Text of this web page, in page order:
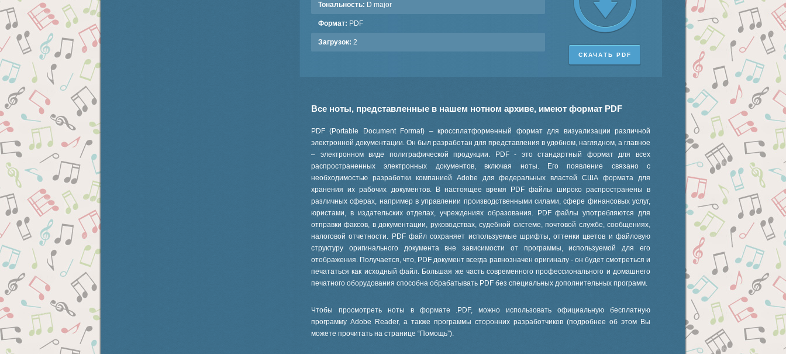
Тональность: D major
Формат: PDF
Загрузок: 2
СКАЧАТЬ PDF
Все ноты, представленные в нашем нотном архиве, имеют формат PDF
PDF (Portable Document Format) – кроссплатформенный формат для визуализации различной
электронной документации. Он был разработан для представления в удобном, наглядном, а главное
– электронном виде полиграфической продукции. PDF - это стандартный формат для всех
распространенных электронных документов, включая ноты. Его появление связано с
необходимостью разработки компанией Adobe для федеральных властей США формата для
хранения их рабочих документов. В настоящее время PDF файлы широко распространены в
различных сферах, например в управлении производственными силами, сфере финансовых услуг,
юристами, в издательских отделах, учреждениях образования. PDF файлы употребляются для
отправки факсов, в документации, руководствах, судебной системе, почтовой службе, сообщениях,
налоговой отчетности. PDF файл сохраняет используемые шрифты, оттенки цветов и файловую
структуру оригинального документа вне зависимости от программы, используемой для его
отображения. Получается, что, PDF документ всегда равнозначен оригиналу - он будет смотреться и
печататься как исходный файл. Большая же часть современного профессионального и домашнего
печатного оборудования способна обрабатывать PDF без специальных дополнительных программ.
Чтобы просмотреть ноты в формате .PDF, можно использовать официальную бесплатную
программу Adobe Reader, а также программы сторонних разработчиков (подробнее об этом Вы
можете прочитать на странице “Помощь”).